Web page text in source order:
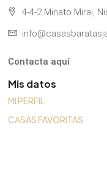
4-4-2 Minato Mirai,
Contacta aquí
Mis datos
MI PERFIL
CASAS FAVORITAS